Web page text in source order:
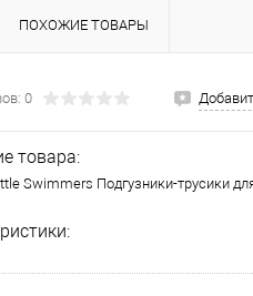
ПОХОЖИЕ ТОВАРЫ
0
товара:
Swimmers Подгузники-трусики